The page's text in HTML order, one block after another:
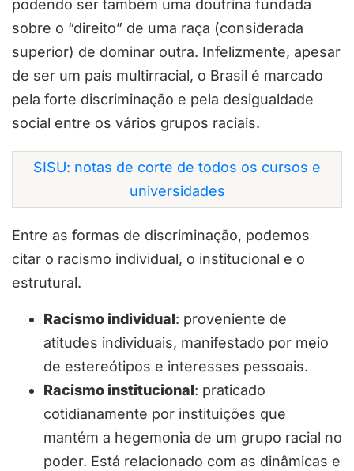
podendo ser também uma doutrina fundada
sobre o “direito” de uma raça (considerada
superior) de dominar outra. Infelizmente, apesar
de ser um país multirracial, o Brasil é marcado
pela forte discriminação e pela desigualdade
social entre os vários grupos raciais.
SISU: notas de corte de todos os cursos e
universidades
Entre as formas de discriminação, podemos
citar o racismo individual, o institucional e o
estrutural.
Racismo individual: proveniente de
atitudes individuais, manifestado por meio
de estereótipos e interesses pessoais.
Racismo institucional: praticado
cotidianamente por instituições que
mantém a hegemonia de um grupo racial no
poder. Está relacionado com as dinâmicas e